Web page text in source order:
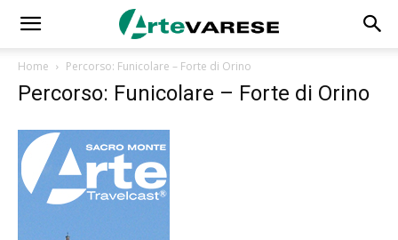
Home Percorso: Funicolare – Forte di Orino
Percorso: Funicolare – Forte di Orino